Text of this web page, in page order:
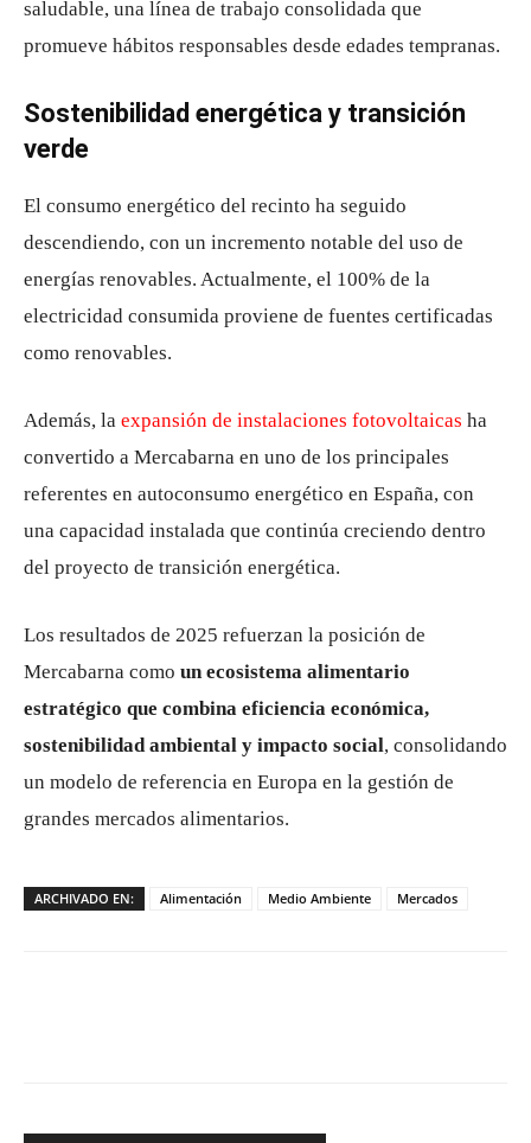
saludable, una línea de trabajo consolidada que
promueve hábitos responsables desde edades tempranas.
Sostenibilidad energética y transición
verde
El consumo energético del recinto ha seguido
descendiendo, con un incremento notable del uso de
energías renovables. Actualmente, el 100% de la
electricidad consumida proviene de fuentes certificadas
como renovables.
Además, la expansión de instalaciones fotovoltaicas ha
convertido a Mercabarna en uno de los principales
referentes en autoconsumo energético en España, con
una capacidad instalada que continúa creciendo dentro
del proyecto de transición energética.
Los resultados de 2025 refuerzan la posición de
Mercabarna como un ecosistema alimentario
estratégico que combina eficiencia económica,
sostenibilidad ambiental y impacto social, consolidando
un modelo de referencia en Europa en la gestión de
grandes mercados alimentarios.
ARCHIVADO EN: Alimentación Medio Ambiente Mercados